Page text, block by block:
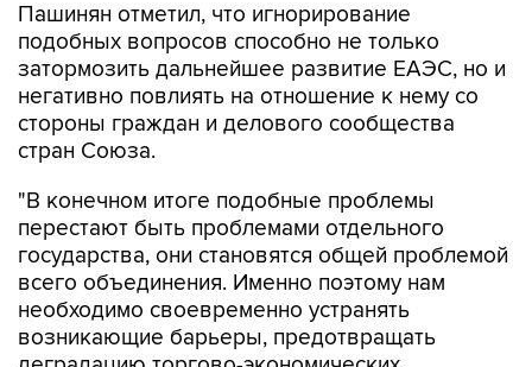
Пашинян отметил, что игнорирование
подобных вопросов способно не только
затормозить дальнейшее развитие ЕАЭС, но и
негативно повлиять на отношение к нему со
стороны граждан и делового сообщества
стран Союза.
"В конечном итоге подобные проблемы
перестают быть проблемами отдельного
государства, они становятся общей проблемой
всего объединения. Именно поэтому нам
необходимо своевременно устранять
возникающие барьеры, предотвращать